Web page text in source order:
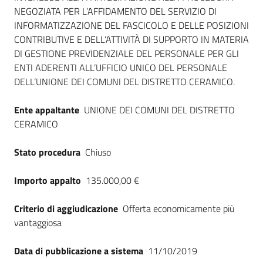
NEGOZIATA PER L’AFFIDAMENTO DEL SERVIZIO DI
INFORMATIZZAZIONE DEL FASCICOLO E DELLE POSIZIONI
CONTRIBUTIVE E DELL’ATTIVITÀ DI SUPPORTO IN MATERIA
DI GESTIONE PREVIDENZIALE DEL PERSONALE PER GLI
ENTI ADERENTI ALL’UFFICIO UNICO DEL PERSONALE
DELL’UNIONE DEI COMUNI DEL DISTRETTO CERAMICO.
Ente appaltante UNIONE DEI COMUNI DEL DISTRETTO
CERAMICO
Stato procedura Chiuso
Importo appalto 135.000,00 €
Criterio di aggiudicazione Offerta economicamente più
vantaggiosa
Data di pubblicazione a sistema 11/10/2019